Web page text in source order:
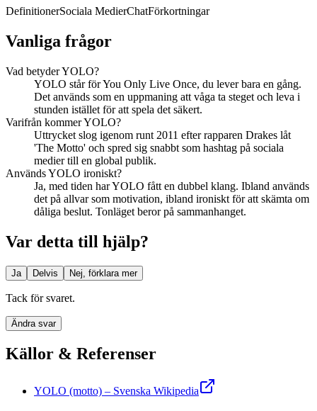
DefinitionerSociala MedierChatFörkortningar
Vanliga frågor
Vad betyder YOLO?
YOLO står för You Only Live Once, du lever bara en gång.
Det används som en uppmaning att våga ta steget och leva i
stunden istället för att spela det säkert.
Varifrån kommer YOLO?
Uttrycket slog igenom runt 2011 efter rapparen Drakes låt
'The Motto' och spred sig snabbt som hashtag på sociala
medier till en global publik.
Används YOLO ironiskt?
Ja, med tiden har YOLO fått en dubbel klang. Ibland används
det på allvar som motivation, ibland ironiskt för att skämta om
dåliga beslut. Tonläget beror på sammanhanget.
Var detta till hjälp?
Ja Delvis Nej, förklara mer
Tack för svaret.
Ändra svar
Källor & Referenser
YOLO (motto) – Svenska Wikipedia